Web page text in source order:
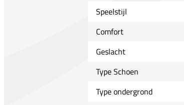
Speelstijl
Comfort
Geslacht
Type Schoen
Type ondergrond